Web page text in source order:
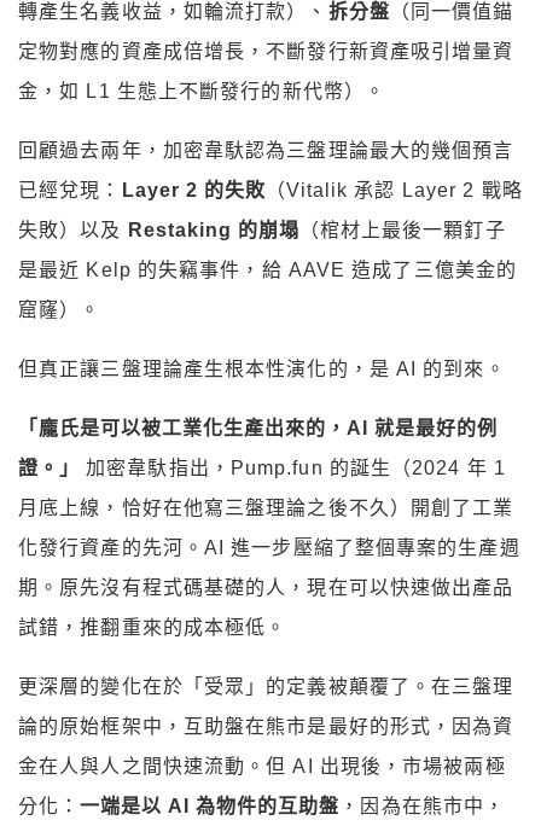
轉產生名義收益，如輪流打款）、 拆分盤 （同一價值錨
定物對應的資產成倍增長，不斷發行新資產吸引增量資
金，如 L1 生態上不斷發行的新代幣）。
回顧過去兩年，加密韋馱認為三盤理論最大的幾個預言
已經兌現：
Layer 2 的失敗 （Vitalik 承認 Layer 2 戰略
失敗）以及
Restaking 的崩塌 （棺材上最後一顆釘子
是最近 Kelp 的失竊事件，給 AAVE 造成了三億美金的
窟窿）。
但真正讓三盤理論產生根本性演化的，是 AI 的到來。
「龐氏是可以被工業化生產出來的，AI 就是最好的例
證。」
加密韋馱指出，Pump.fun 的誕生（2024 年 1
月底上線，恰好在他寫三盤理論之後不久）開創了工業
化發行資產的先河。AI 進一步壓縮了整個專案的生產週
期。原先沒有程式碼基礎的人，現在可以快速做出產品
試錯，推翻重來的成本極低。
更深層的變化在於「受眾」的定義被顛覆了。在三盤理
論的原始框架中，互助盤在熊市是最好的形式，因為資
金在人與人之間快速流動。但 AI 出現後，市場被兩極
分化：一端是以 AI 為物件的互助盤 ，因為在熊市中，